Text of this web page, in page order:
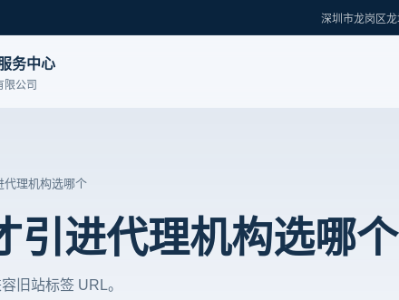
深圳市龙岗区
务中心
限公司
代理机构选哪个
引进代理机构选哪个
旧站标签 URL。